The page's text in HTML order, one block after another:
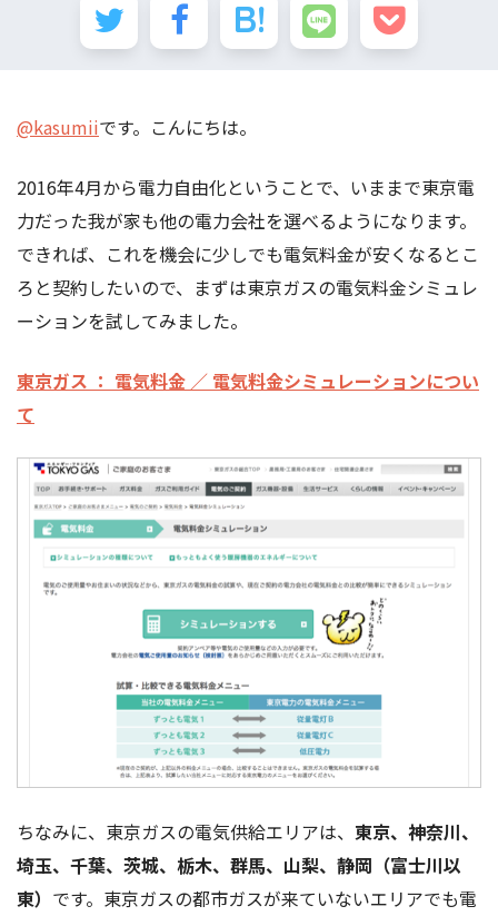
@kasumiiです。こんにちは。
2016年4月から電力自由化ということで、いままで東京電
力だった我が家も他の電力会社を選べるようになります。
できれば、これを機会に少しでも電気料金が安くなるとこ
ろと契約したいので、まずは東京ガスの電気料金シミュレ
ーションを試してみました。
東京ガス ： 電気料金 ／ 電気料金シミュレーションについ
て
ちなみに、東京ガスの電気供給エリアは、 東京、神奈川、
埼玉、千葉、茨城、栃木、群馬、山梨、静岡（富士川以
東） です。東京ガスの都市ガスが来ていないエリアでも電